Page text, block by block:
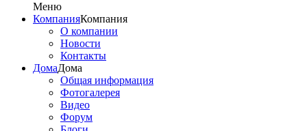
Меню
КомпанияКомпания
О компании
Новости
Контакты
ДомаДома
Общая информация
Фотогалерея
Видео
Форум